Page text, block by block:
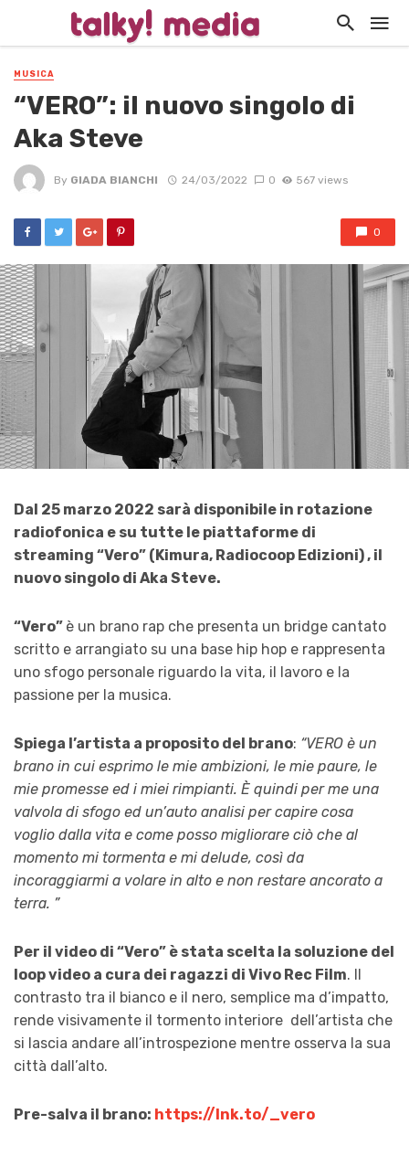
MUSICA
“VERO”: il nuovo singolo di
Aka Steve
By GIADA BIANCHI 24/03/2022 0 567 views
0
Dal 25 marzo 2022 sarà disponibile in rotazione
radiofonica e su tutte le piattaforme di
streaming “Vero” (Kimura, Radiocoop Edizioni) , il
nuovo singolo di Aka Steve.
“Vero” è un brano rap che presenta un bridge cantato
scritto e arrangiato su una base hip hop e rappresenta
uno sfogo personale riguardo la vita, il lavoro e la
passione per la musica.
Spiega l’artista a proposito del brano: “VERO è un
brano in cui esprimo le mie ambizioni, le mie paure, le
mie promesse ed i miei rimpianti. È quindi per me una
valvola di sfogo ed un’auto analisi per capire cosa
voglio dalla vita e come posso migliorare ciò che al
momento mi tormenta e mi delude, così da
incoraggiarmi a volare in alto e non restare ancorato a
terra. ”
Per il video di “Vero” è stata scelta la soluzione del
loop video a cura dei ragazzi di Vivo Rec Film. Il
contrasto tra il bianco e il nero, semplice ma d’impatto,
rende visivamente il tormento interiore dell’artista che
si lascia andare all’introspezione mentre osserva la sua
città dall’alto.
Pre-salva il brano: https://lnk.to/_vero